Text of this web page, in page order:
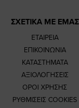
ΣΧΕΤΙΚΑ ΜΕ ΕΜΑΣ
ΕΤΑΙΡΕΙΑ
ΕΠΙΚΟΙΝΩΝΙΑ
ΚΑΤΑΣΤΗΜΑΤΑ
ΑΞΙΟΛΟΓΗΣΕΙΣ
ΟΡΟΙ ΧΡΗΣΗΣ
ΡΥΘΜΙΣΕΙΣ COOKIES